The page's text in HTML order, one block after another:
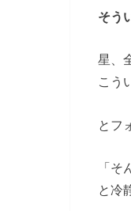
そう
星、
こう
とフ
「
と冷